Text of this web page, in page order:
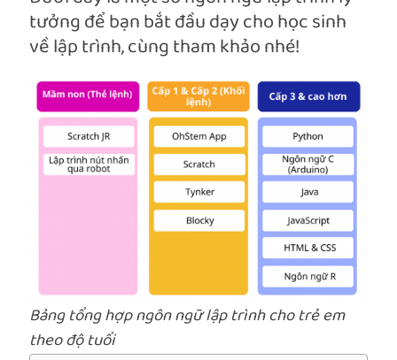
tưởng để bạn bắt đầu dạy cho học sinh
về lập trình, cùng tham khảo nhé!
Bảng tổng hợp ngôn ngữ lập trình cho trẻ em
theo độ tuổi